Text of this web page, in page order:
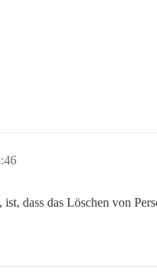
dass das Löschen von